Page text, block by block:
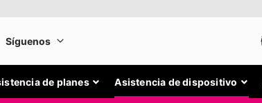
de planes Asistencia de dispositivo